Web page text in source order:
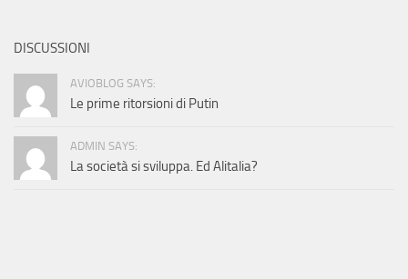
DISCUSSIONI
AVIOBLOG SAYS:
Le prime ritorsioni di Putin
ADMIN SAYS:
La società si sviluppa. Ed Alitalia?